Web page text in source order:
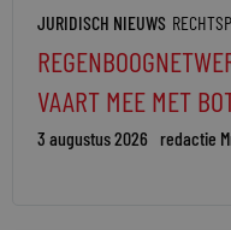
JURIDISCH NIEUWS
VAART MEE MET
3 augustus 2026 redactie